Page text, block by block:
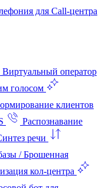
для Call-центра
Виртуальный оператор
голосом
клиентов
Распознавание
речи
/ Брошенная
кол‑центра